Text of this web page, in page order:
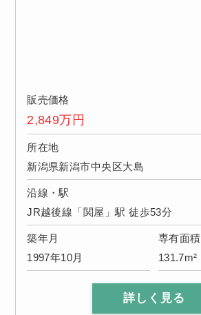
販売価格
2,849万円
所在地
新潟県新潟市中央区大島
沿線・駅
JR越後線「関屋」駅 徒歩53分
築年月
1997年10月
専有面積
131.7m²
詳しく見る